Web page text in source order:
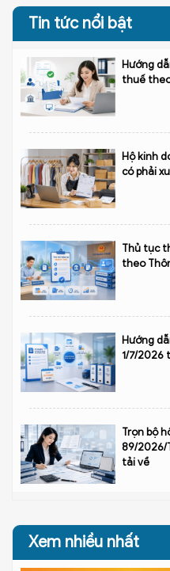
Tin tức nổi bật
Hướng
thuế
Hộ kinh
có phải
Thủ tục
theo
Hướng
1/7/2026
Trọn bộ
89/2026/
tải về
Xem nhiều nhất